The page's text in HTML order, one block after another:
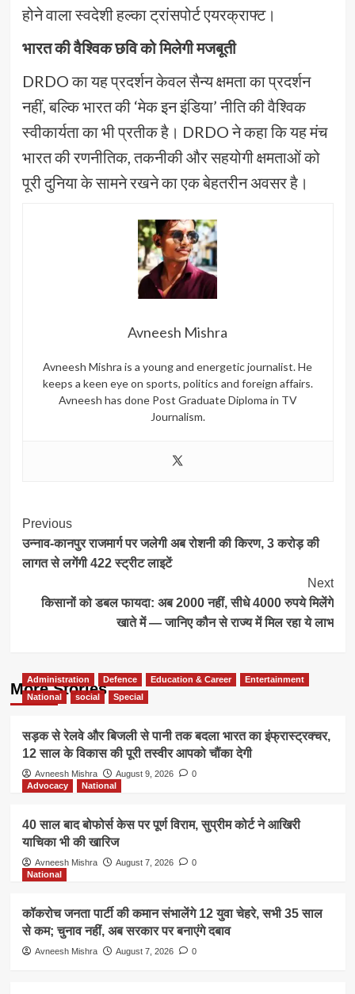
होने वाला स्वदेशी हल्का ट्रांसपोर्ट एयरक्राफ्ट।
भारत की वैश्विक छवि को मिलेगी मजबूती
DRDO का यह प्रदर्शन केवल सैन्य क्षमता का प्रदर्शन
नहीं, बल्कि भारत की ‘मेक इन इंडिया’ नीति की वैश्विक
स्वीकार्यता का भी प्रतीक है। DRDO ने कहा कि यह मंच
भारत की रणनीतिक, तकनीकी और सहयोगी क्षमताओं को
पूरी दुनिया के सामने रखने का एक बेहतरीन अवसर है।
Avneesh Mishra
Avneesh Mishra is a young and energetic journalist. He
keeps a keen eye on sports, politics and foreign affairs.
Avneesh has done Post Graduate Diploma in TV
Journalism.
Post
Navigation
Previous
उन्नाव-कानपुर राजमार्ग पर जलेगी अब रोशनी की किरण, 3 करोड़ की
लागत से लगेंगी 422 स्ट्रीट लाइटें
Next
किसानों को डबल फायदा: अब 2000 नहीं, सीधे 4000 रुपये मिलेंगे
खाते में — जानिए कौन से राज्य में मिल रहा ये लाभ
More Stories
Administration Defence Education & Career
Entertainment
National
social Special
सड़क से रेलवे और बिजली से पानी तक बदला भारत का इंफ्रास्ट्रक्चर,
12 साल के विकास की पूरी तस्वीर आपको चौंका देगी
Avneesh Mishra August 9, 2026
0
Advocacy
National
40 साल बाद बोफोर्स केस पर पूर्ण विराम, सुप्रीम कोर्ट ने आखिरी
याचिका भी की खारिज
Avneesh Mishra August 7, 2026
0
National
कॉकरोच जनता पार्टी की कमान संभालेंगे 12 युवा चेहरे, सभी 35 साल
से कम; चुनाव नहीं, अब सरकार पर बनाएंगे दबाव
Avneesh Mishra August 7, 2026 0